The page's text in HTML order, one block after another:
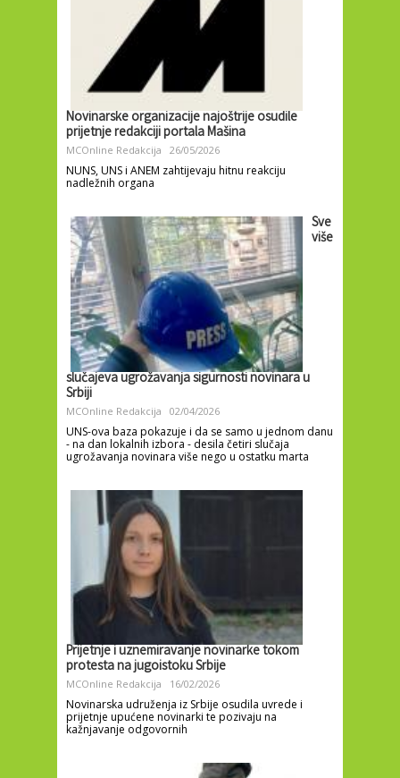
Novinarske organizacije najoštrije osudile
prijetnje redakciji portala Mašina
MCOnline Redakcija 26/05/2026
NUNS, UNS i ANEM zahtijevaju hitnu reakciju
nadležnih organa
Sve
više
slučajeva ugrožavanja sigurnosti novinara u
Srbiji
MCOnline Redakcija 02/04/2026
UNS-ova baza pokazuje i da se samo u jednom danu
- na dan lokalnih izbora - desila četiri slučaja
ugrožavanja novinara više nego u ostatku marta
Prijetnje i uznemiravanje novinarke tokom
protesta na jugoistoku Srbije
MCOnline Redakcija 16/02/2026
Novinarska udruženja iz Srbije osudila uvrede i
prijetnje upućene novinarki te pozivaju na
kažnjavanje odgovornih